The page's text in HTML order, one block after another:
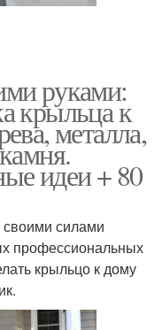
руками:
крыльца к
металла,
идеи + 80
своими силами
профессиональных
крыльцо к дому